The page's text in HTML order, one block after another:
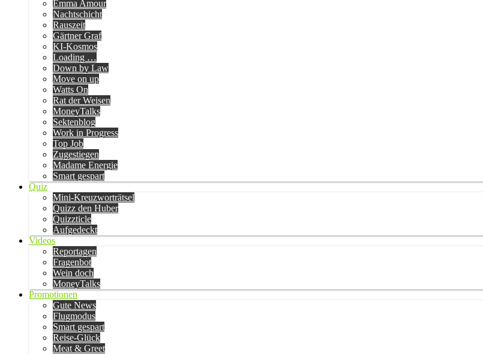
Emma Amour
Nachtschicht
Rauszeit
Gärtner Graf
KI-Kosmos
Loading …
Down by Law
Move on up
Watts On
Rat der Weisen
MoneyTalks
Sektenblog
Work in Progress
Top Job
Zugestiegen
Madame Energie
Smart gespart
Quiz
Mini-Kreuzworträtsel
Quizz den Huber
Quizzticle
Aufgedeckt
Videos
Reportagen
Fragenbot
Wein doch
MoneyTalks
Promotionen
Gute News
Flugmodus
Smart gespart
Reise-Glück
Meat & Greet